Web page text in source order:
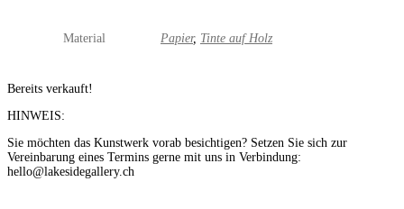
Material Papier, Tinte auf Holz
Bereits verkauft!
HINWEIS:
Sie möchten das Kunstwerk vorab besichtigen? Setzen Sie sich zur
Vereinbarung eines Termins gerne mit uns in Verbindung:
hello@lakesidegallery.ch